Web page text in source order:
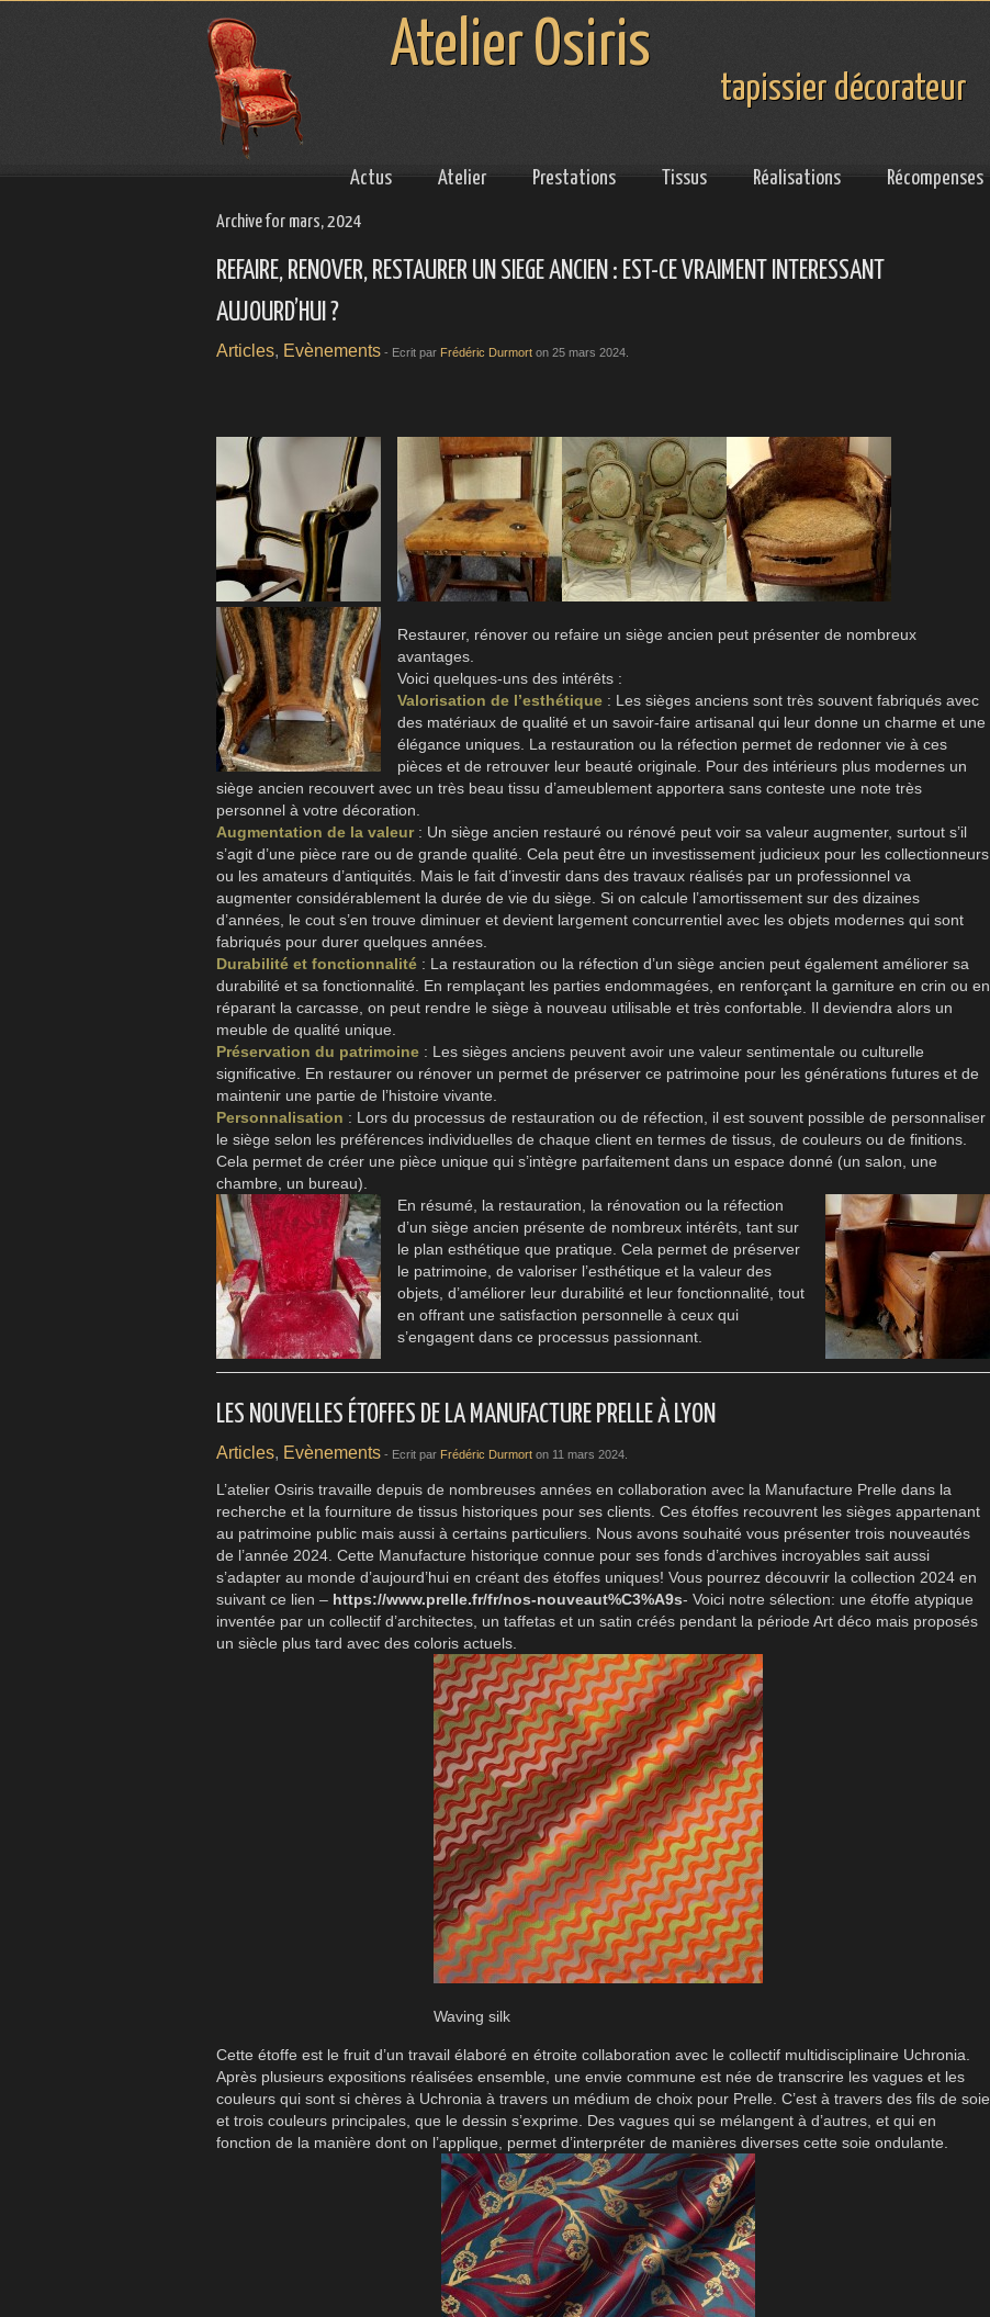
Atelier Osiris
tapissier décorateur
Actus Atelier Prestations Tissus Réalisations Récompenses
Archive for mars, 2024
REFAIRE, RENOVER, RESTAURER UN SIEGE ANCIEN : EST-CE VRAIMENT INTERESSANT
AUJOURD’HUI ?
Articles, Evènements - Ecrit par Frédéric Durmort on 25 mars 2024.
Restaurer, rénover ou refaire un siège ancien peut présenter de nombreux
avantages.
Voici quelques-uns des intérêts :
Valorisation de l’esthétique : Les sièges anciens sont très souvent fabriqués avec
des matériaux de qualité et un savoir-faire artisanal qui leur donne un charme et une
élégance uniques. La restauration ou la réfection permet de redonner vie à ces
pièces et de retrouver leur beauté originale. Pour des intérieurs plus modernes un
siège ancien recouvert avec un très beau tissu d’ameublement apportera sans conteste une note très
personnel à votre décoration.
Augmentation de la valeur : Un siège ancien restauré ou rénové peut voir sa valeur augmenter, surtout s’il
s’agit d’une pièce rare ou de grande qualité. Cela peut être un investissement judicieux pour les collectionneurs
ou les amateurs d’antiquités. Mais le fait d’investir dans des travaux réalisés par un professionnel va
augmenter considérablement la durée de vie du siège. Si on calcule l’amortissement sur des dizaines
d’années, le cout s’en trouve diminuer et devient largement concurrentiel avec les objets modernes qui sont
fabriqués pour durer quelques années.
Durabilité et fonctionnalité : La restauration ou la réfection d’un siège ancien peut également améliorer sa
durabilité et sa fonctionnalité. En remplaçant les parties endommagées, en renforçant la garniture en crin ou en
réparant la carcasse, on peut rendre le siège à nouveau utilisable et très confortable. Il deviendra alors un
meuble de qualité unique.
Préservation du patrimoine : Les sièges anciens peuvent avoir une valeur sentimentale ou culturelle
significative. En restaurer ou rénover un permet de préserver ce patrimoine pour les générations futures et de
maintenir une partie de l’histoire vivante.
Personnalisation : Lors du processus de restauration ou de réfection, il est souvent possible de personnaliser
le siège selon les préférences individuelles de chaque client en termes de tissus, de couleurs ou de finitions.
Cela permet de créer une pièce unique qui s’intègre parfaitement dans un espace donné (un salon, une
chambre, un bureau).
En résumé, la restauration, la rénovation ou la réfection
d’un siège ancien présente de nombreux intérêts, tant sur
le plan esthétique que pratique. Cela permet de préserver
le patrimoine, de valoriser l’esthétique et la valeur des
objets, d’améliorer leur durabilité et leur fonctionnalité, tout
en offrant une satisfaction personnelle à ceux qui
s’engagent dans ce processus passionnant.
LES NOUVELLES ÉTOFFES DE LA MANUFACTURE PRELLE À LYON
Articles, Evènements - Ecrit par Frédéric Durmort on 11 mars 2024.
L’atelier Osiris travaille depuis de nombreuses années en collaboration avec la Manufacture Prelle dans la
recherche et la fourniture de tissus historiques pour ses clients. Ces étoffes recouvrent les sièges appartenant
au patrimoine public mais aussi à certains particuliers. Nous avons souhaité vous présenter trois nouveautés
de l’année 2024. Cette Manufacture historique connue pour ses fonds d’archives incroyables sait aussi
s’adapter au monde d’aujourd’hui en créant des étoffes uniques! Vous pourrez découvrir la collection 2024 en
suivant ce lien – https://www.prelle.fr/fr/nos-nouveaut%C3%A9s- Voici notre sélection: une étoffe atypique
inventée par un collectif d’architectes, un taffetas et un satin créés pendant la période Art déco mais proposés
un siècle plus tard avec des coloris actuels.
Waving silk
Cette étoffe est le fruit d’un travail élaboré en étroite collaboration avec le collectif multidisciplinaire Uchronia.
Après plusieurs expositions réalisées ensemble, une envie commune est née de transcrire les vagues et les
couleurs qui sont si chères à Uchronia à travers un médium de choix pour Prelle. C’est à travers des fils de soie
et trois couleurs principales, que le dessin s’exprime. Des vagues qui se mélangent à d’autres, et qui en
fonction de la manière dont on l’applique, permet d’interpréter de manières diverses cette soie ondulante.